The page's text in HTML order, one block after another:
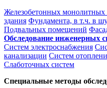
Железобетонных монолитных
здания Фундамента, в т.ч. в
Подвальных помещений
Обследование инженерных
Систем электроснабжения
канализации Систем
Слаботочных систем
Специальные методы